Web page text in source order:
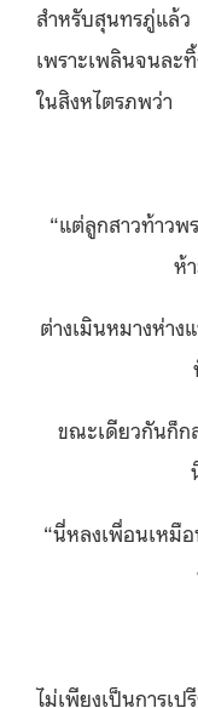
สำหรับสุนทรภู่แล้ว
เพราะเพลินจนละ
ในสิงหไตรภพว่า
“แต่ลูกสาวท้า
ห้
ต่างเมินหมางห่
ขณะเดียวกันก็ก
“นี่หลงเพื่อนเหมื
ไม่เพียงเป็นการเ